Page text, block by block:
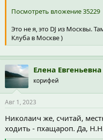
Посмотреть вложение 35229
Это не я, это DJ из Москвы.
Клуба в Москве )
Елена Евгеньевна
корифей
Авг 1, 2023
Николаич же, считай,
ходить - пхащароп. Да,